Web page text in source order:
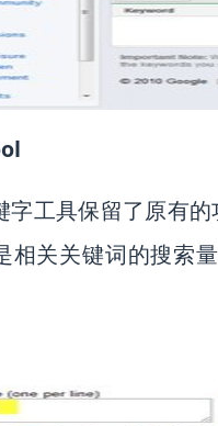
字工具保留了原有
相关关键词的搜索